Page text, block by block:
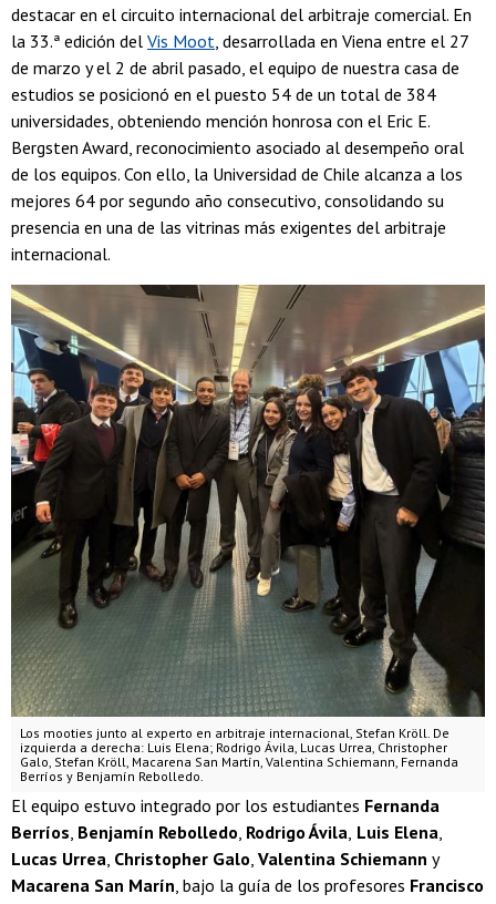
destacar en el circuito internacional del arbitraje comercial. En
la 33.ª edición del Vis Moot , desarrollada en Viena entre el 27
de marzo y el 2 de abril pasado, el equipo de nuestra casa de
estudios se posicionó en el puesto 54 de un total de 384
universidades, obteniendo mención honrosa con el Eric E.
Bergsten Award, reconocimiento asociado al desempeño oral
de los equipos. Con ello, la Universidad de Chile alcanza a los
mejores 64 por segundo año consecutivo, consolidando su
presencia en una de las vitrinas más exigentes del arbitraje
internacional.
Los mooties junto al experto en arbitraje internacional, Stefan Kröll. De
izquierda a derecha: Luis Elena; Rodrigo Ávila, Lucas Urrea, Christopher
Galo, Stefan Kröll, Macarena San Martín, Valentina Schiemann, Fernanda
Berríos y Benjamín Rebolledo.
El equipo estuvo integrado por los estudiantes Fernanda
Berríos Benjamín Rebolledo Rodrigo Ávila Luis Elena
Lucas Urrea Christopher Galo Valentina Schiemann y
Macarena San Marín , bajo la guía de los profesores Francisco